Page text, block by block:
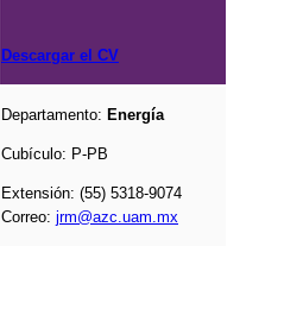
Descargar el CV
Departamento: Energía
Cubículo: P-PB
Extensión: (55) 5318-9074
Correo: jrm@azc.uam.mx